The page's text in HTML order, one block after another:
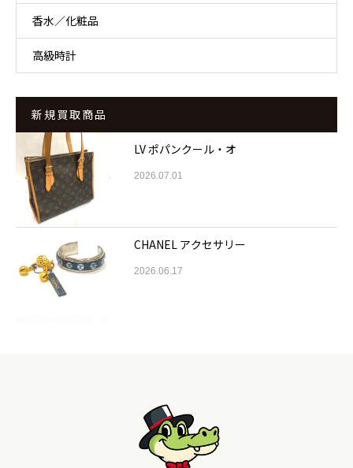
香水／化粧品
高級時計
新規買取商品
LV ポパンクール・オ
2026.07.01
CHANEL アクセサリー
2026.06.17